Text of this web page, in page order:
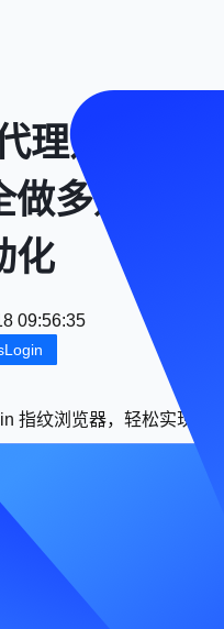
理选购
多账
化
09:56:35
指纹浏览器，轻松实现